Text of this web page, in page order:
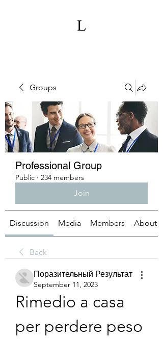
Groups
Professional Group
Public · 234 members
Join
Discussion Media Members About
Back
Поразительный Результат
September 11, 2023
Rimedio a casa
per perdere peso